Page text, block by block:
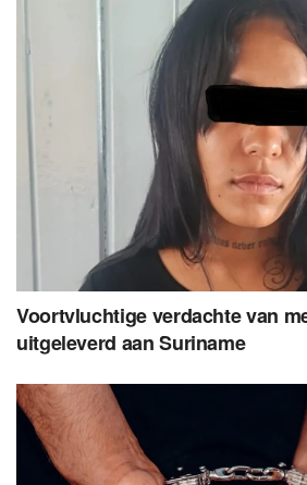
Voortvluchtige verdachte van
uitgeleverd aan Suriname